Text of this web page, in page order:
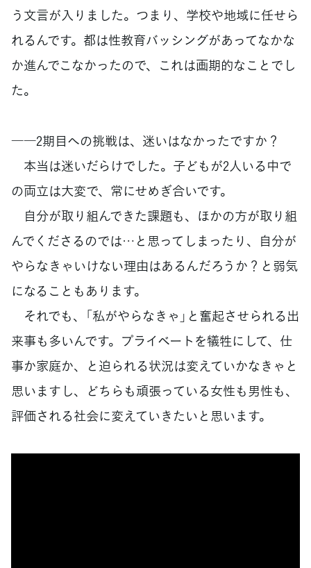
う文言が入りました。つまり、学校や地域に任せら
れるんです。都は性教育バッシングがあってなかな
か進んでこなかったので、これは画期的なことでし
た。
――2期目への挑戦は、迷いはなかったですか？
本当は迷いだらけでした。子どもが2人いる中で
の両立は大変で、常にせめぎ合いです。
自分が取り組んできた課題も、ほかの方が取り組
んでくださるのでは…と思ってしまったり、自分が
やらなきゃいけない理由はあるんだろうか？と弱気
になることもあります。
それでも、「私がやらなきゃ」と奮起させられる出
来事も多いんです。プライベートを犠牲にして、仕
事か家庭か、と迫られる状況は変えていかなきゃと
思いますし、どちらも頑張っている女性も男性も、
評価される社会に変えていきたいと思います。